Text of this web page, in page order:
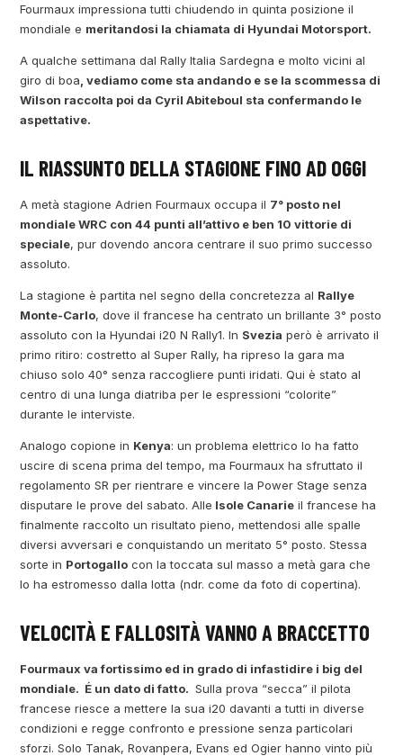
Fourmaux impressiona tutti chiudendo in quinta posizione il
mondiale e meritandosi la chiamata di Hyundai Motorsport.
A qualche settimana dal Rally Italia Sardegna e molto vicini al
giro di boa , vediamo come sta andando e se la scommessa di
Wilson raccolta poi da Cyril Abiteboul sta confermando le
aspettative.
IL RIASSUNTO DELLA STAGIONE FINO AD OGGI
A metà stagione Adrien Fourmaux occupa il 7° posto nel
mondiale WRC con 44 punti all’attivo e ben 10 vittorie di
speciale, pur dovendo ancora centrare il suo primo successo
assoluto.
La stagione è partita nel segno della concretezza al Rallye
Monte-Carlo, dove il francese ha centrato un brillante 3° posto
assoluto con la Hyundai i20 N Rally1. In Svezia però è arrivato il
primo ritiro: costretto al Super Rally, ha ripreso la gara ma
chiuso solo 40° senza raccogliere punti iridati. Qui è stato al
centro di una lunga diatriba per le espressioni “colorite”
durante le interviste.
Analogo copione in Kenya: un problema elettrico lo ha fatto
uscire di scena prima del tempo, ma Fourmaux ha sfruttato il
regolamento SR per rientrare e vincere la Power Stage senza
disputare le prove del sabato. Alle Isole Canarie il francese ha
finalmente raccolto un risultato pieno, mettendosi alle spalle
diversi avversari e conquistando un meritato 5° posto. Stessa
sorte in Portogallo con la toccata sul masso a metà gara che
lo ha estromesso dalla lotta (ndr. come da foto di copertina).
VELOCITÀ E FALLOSITÀ VANNO A BRACCETTO
Fourmaux va fortissimo ed in grado di infastidire i big del
mondiale. É un dato di fatto. Sulla prova “secca” il pilota
francese riesce a mettere la sua i20 davanti a tutti in diverse
condizioni e regge confronto e pressione senza particolari
sforzi. Solo Tanak, Rovanpera, Evans ed Ogier hanno vinto più